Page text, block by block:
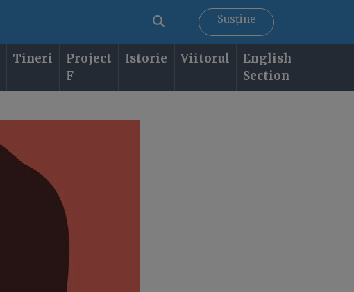
Susține
Tineri
Project
F
Istorie Viitorul
English
Section